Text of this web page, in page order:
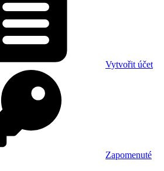
Vytvořit účet
Zapomenuté